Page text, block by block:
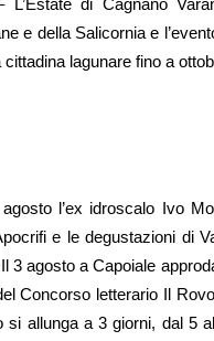
di Cagnano
e della Salicornia e
lagunare fino a
l’ex idroscalo Ivo
e le degustazioni di
3 agosto a Capoiale
Concorso letterario Il
si allunga a 3 giorni, dal 5